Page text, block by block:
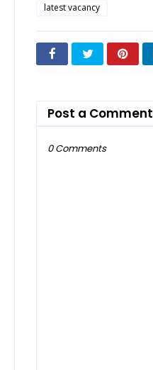
latest vacancy
Post a Comment
0 Comments